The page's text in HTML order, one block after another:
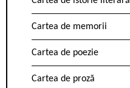
Cartea de memorii
Cartea de poezie
Cartea de proză